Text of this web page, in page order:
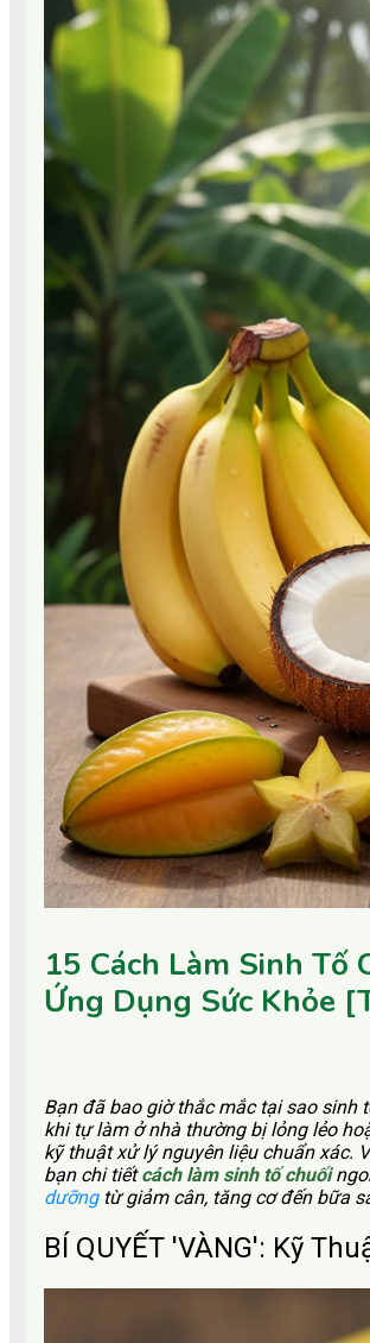
Bạn đã bao giờ thắc mắc tại sao sinh
khi tự làm ở nhà thường bị lỏng lẻo
kỹ thuật xử lý nguyên liệu chuẩn xác.
bạn chi tiếtcách làm sinh tố chuối
dưỡng từ giảm cân, tăng cơ đến bữa
BÍ QUYẾT 'VÀNG': Kỹ
15 Cách Làm Sinh Tố
Ứng Dụng Sức Khỏe